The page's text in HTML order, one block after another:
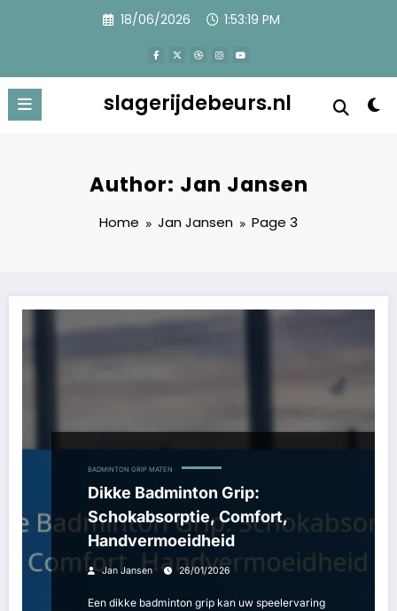
18/06/2026 1:53:20 PM
slagerijdebeurs.nl
Author: Jan Jansen
Home Jan Jansen Page 3
BADMINTON GRIP MATEN
Dikke Badminton Grip:
Schokabsorptie, Comfort,
Handvermoeidheid
Jan Jansen 26/01/2026
Een dikke badminton grip kan uw speelervaring